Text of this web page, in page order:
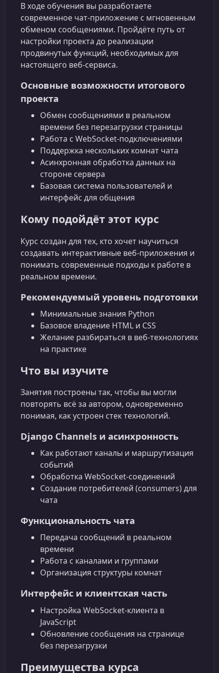
В ходе обучения вы разработаете
современное чат‑приложение с мгновенным
обменом сообщениями. Пройдёте путь от
настройки проекта до реализации
продвинутых функций, необходимых для
настоящего веб-сервиса.
Основные возможности итогового
проекта
Обмен сообщениями в реальном
времени без перезагрузки страницы
Работа c WebSocket‑подключениями
Поддержка нескольких комнат чата
Асинхронная обработка данных на
стороне сервера
Базовая система пользователей и
интерфейс для общения
Кому подойдёт этот курс
Курс создан для тех, кто хочет научиться
создавать интерактивные веб‑приложения и
понимать современные подходы к работе в
реальном времени.
Рекомендуемый уровень подготовки
Минимальные знания Python
Базовое владение HTML и CSS
Желание разбираться в веб-технологиях
на практике
Что вы изучите
Занятия построены так, чтобы вы могли
повторять всё за автором, одновременно
понимая, как устроен стек технологий.
Django Channels и асинхронность
Как работают каналы и маршрутизация
событий
Обработка WebSocket-соединений
Создание потребителей (consumers) для
чата
Функциональность чата
Передача сообщений в реальном
времени
Работа с каналами и группами
Организация структуры комнат
Интерфейс и клиентская часть
Настройка WebSocket‑клиента в
JavaScript
Обновление сообщения на странице
без перезагрузки
Преимущества курса